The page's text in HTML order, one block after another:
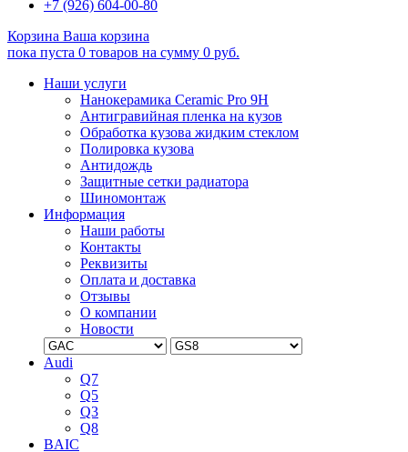
+7 (926) 604-00-80
Корзина Ваша корзина
пока пуста 0 товаров на сумму 0 руб.
Наши услуги
Нанокерамика Ceramic Pro 9H
Антигравийная пленка на кузов
Обработка кузова жидким стеклом
Полировка кузова
Антидождь
Защитные сетки радиатора
Шиномонтаж
Информация
Наши работы
Контакты
Реквизиты
Оплата и доставка
Отзывы
О компании
Новости
Audi
Q7
Q5
Q3
Q8
BAIC